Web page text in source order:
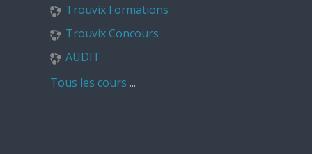
Trouvix Formations
Trouvix Concours
AUDIT
Tous les cours ...